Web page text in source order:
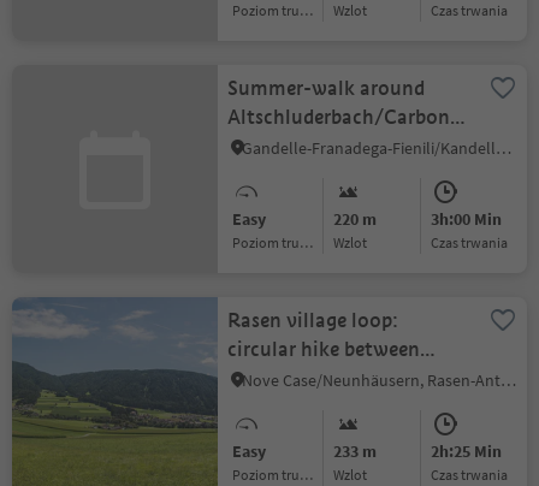
Poziom trudności Wzlot czas trwania
Summer-walk around
Altschluderbach/Carbonin
Vecchia
Gandelle-Franadega-Fienili/Kandellen-Frondeigen-Stadlern, Toblach/Dobbiaco, Dolomites Region 3 Zinnen
Easy
Poziom trudności
220 m
Wzlot
3h:00 Min
czas trwania
Rasen village loop:
circular hike between
Niederrasen and
Nove Case/Neunhäusern, Rasen-Antholz/Rasun Anterselva, Dolomites Region Kronplatz/Plan de Corones
Easy
Poziom trudności
233 m
Wzlot
2h:25 Min
czas trwania